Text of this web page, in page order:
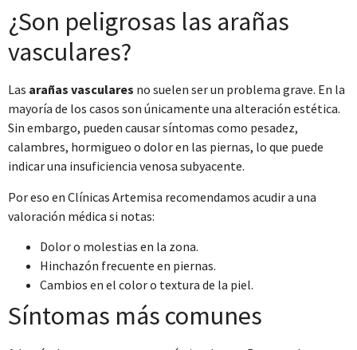
¿Son peligrosas las arañas
vasculares?
Las arañas vasculares no suelen ser un problema grave. En la
mayoría de los casos son únicamente una alteración estética.
Sin embargo, pueden causar síntomas como pesadez,
calambres, hormigueo o dolor en las piernas, lo que puede
indicar una insuficiencia venosa subyacente.
Por eso en Clínicas Artemisa recomendamos acudir a una
valoración médica si notas:
Dolor o molestias en la zona.
Hinchazón frecuente en piernas.
Cambios en el color o textura de la piel.
Síntomas más comunes